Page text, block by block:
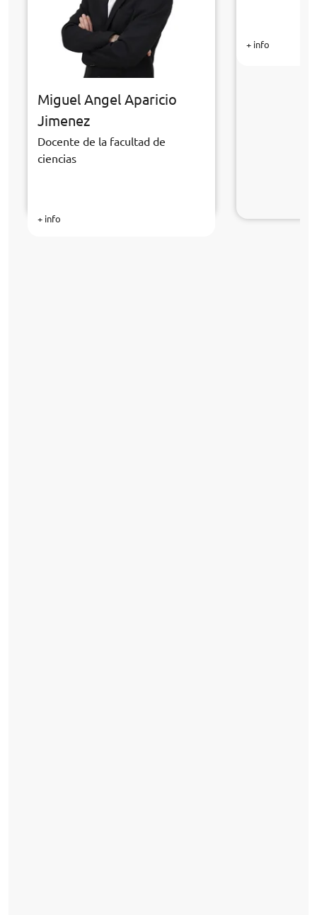
Miguel Angel Aparicio
Jimenez
Docente de la facultad de
ciencias
+ info
+ info